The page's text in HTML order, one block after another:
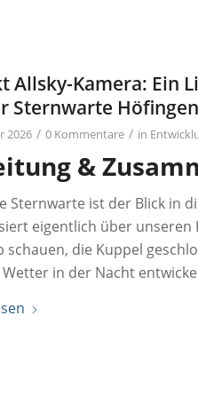
Allsky-Kamera: Ein
Sternwarte Höfingen
2026 / 0 Kommentare / in
&
Sternwarte ist der Blick in
eigentlich über
schauen, die Kuppel
Wetter in der Nacht